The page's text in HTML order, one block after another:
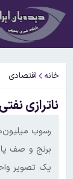
خانه اقتصادی
ناترازی
رسوب
برنج و صف
یک تصویر